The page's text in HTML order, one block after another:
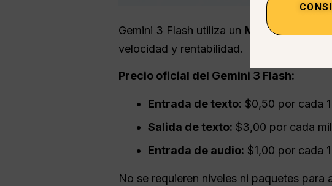
Gemini 3 Flash utiliza un Modelo de
velocidad y rentabilidad.
Precio oficial del Gemini 3 Flash:
Entrada de texto: $0,50 por cada
Salida de texto: $3,00 por cada
Entrada de audio: $1,00 por cada
No se requieren niveles ni paquetes